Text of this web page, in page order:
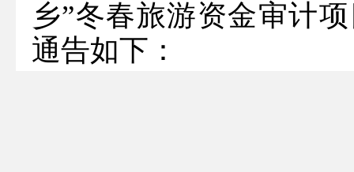
乡”冬春旅游资金审计
通告如下：